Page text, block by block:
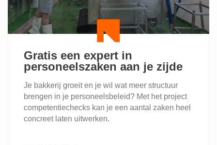
2024-
2025
Gratis een expert in
personeelszaken aan je zijde
Je bakkerij groeit en je wil wat meer structuur
brengen in je personeelsbeleid? Met het project
competentiechecks kan je een aantal zaken heel
concreet laten uitwerken.